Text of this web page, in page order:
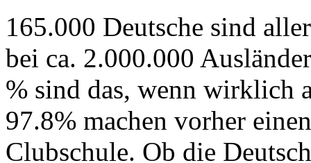
165.000 Deutsche sind
bei ca. 2.000.000
% sind das, wenn wirklich
97.8% machen vorher
Clubschule. Ob die